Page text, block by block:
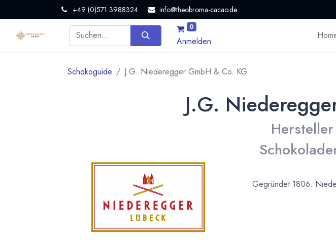
+49 (0)571 3988324 info@theobroma-cacao.de
0
Anmelden
Schokoguide J.G. Niederegger GmbH & Co. KG
J.G.
Gegründet 1806.